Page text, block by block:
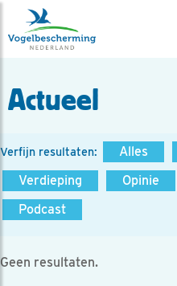
Actueel
Verfijn resultaten: Alles
Verdieping
Opinie
Podcast
Geen resultaten.